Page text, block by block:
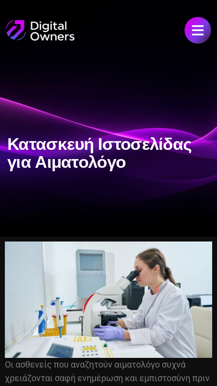
Κατασκευή Ιστοσελίδας
για Αιματολόγο
Οι ασθενείς που αναζητούν αιματολόγο συχνά
χρειάζονται σαφή ενημέρωση και εμπιστοσύνη πριν